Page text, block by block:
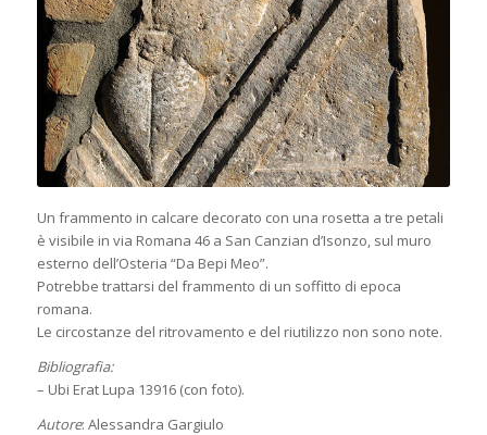
Un frammento in calcare decorato con una rosetta a tre petali
è visibile in via Romana 46 a San Canzian d’Isonzo, sul muro
esterno dell’Osteria “Da Bepi Meo”.
Potrebbe trattarsi del frammento di un soffitto di epoca
romana.
Le circostanze del ritrovamento e del riutilizzo non sono note.
Bibliografia:
– Ubi Erat Lupa 13916 (con foto).
Autore: Alessandra Gargiulo